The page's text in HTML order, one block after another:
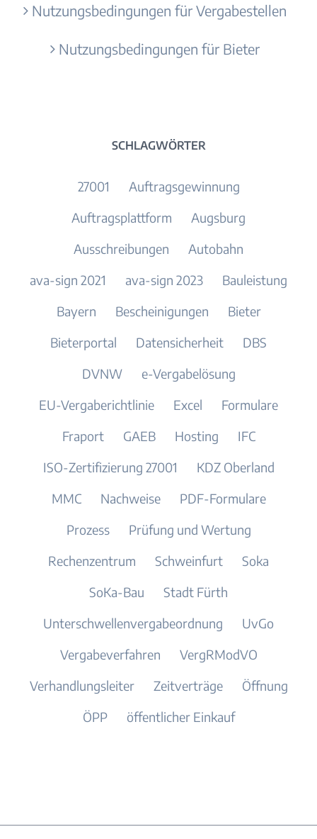
Nutzungsbedingungen für Vergabestellen
Nutzungsbedingungen für Bieter
SCHLAGWÖRTER
27001
Auftragsgewinnung
Auftragsplattform
Augsburg
Ausschreibungen
Autobahn
ava-sign 2021
ava-sign 2023
Bauleistung
Bayern
Bescheinigungen
Bieter
Bieterportal
Datensicherheit
DBS
DVNW
e-Vergabelösung
EU-Vergaberichtlinie
Excel
Formulare
Fraport
GAEB Hosting
IFC
ISO-Zertifizierung 27001
KDZ Oberland
MMC
Nachweise
PDF-Formulare
Prozess
Prüfung und Wertung
Rechenzentrum
Schweinfurt
Soka
SoKa-Bau
Stadt Fürth
Unterschwellenvergabeordnung
UvGo
Vergabeverfahren
VergRModVO
Verhandlungsleiter
Zeitverträge
Öffnung
ÖPP
öffentlicher Einkauf